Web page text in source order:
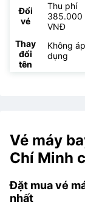
Đổi
vé
Thu phí
385.000
VNĐ
Thay
đổi
tên
Không áp
dụng
Vé máy
Chí Minh
Đặt mua vé
nhất